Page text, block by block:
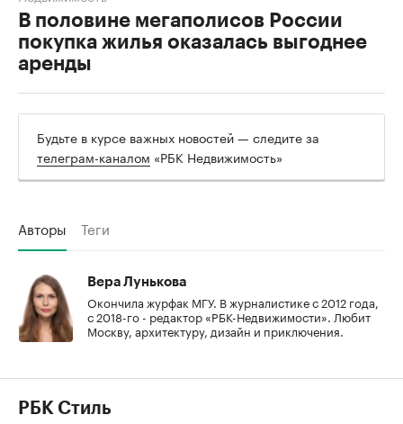
В половине мегаполисов России
покупка жилья оказалась выгоднее
аренды
Будьте в курсе важных новостей — следите за
телеграм-каналом «РБК Недвижимость»
Авторы Теги
Вера Лунькова
Окончила журфак МГУ. В журналистике с 2012 года,
с 2018-го - редактор «РБК-Недвижимости». Любит
Москву, архитектуру, дизайн и приключения.
РБК Стиль